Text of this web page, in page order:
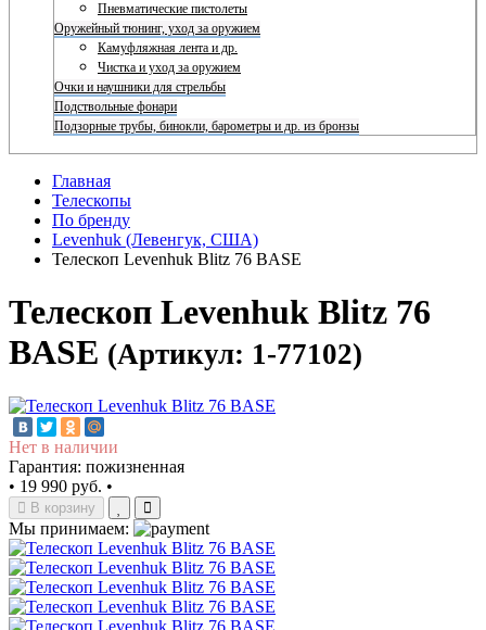
Пневматические пистолеты
Оружейный тюнинг, уход за оружием
Камуфляжная лента и др.
Чистка и уход за оружием
Очки и наушники для стрельбы
Подствольные фонари
Подзорные трубы, бинокли, барометры и др. из бронзы
Главная
Телескопы
По бренду
Levenhuk (Левенгук, США)
Телескоп Levenhuk Blitz 76 BASE
Телескоп Levenhuk Blitz 76
BASE (Артикул: 1-77102)
Нет в наличии
Гарантия: пожизненная
• 19 990 руб. •
В корзину
Мы принимаем: